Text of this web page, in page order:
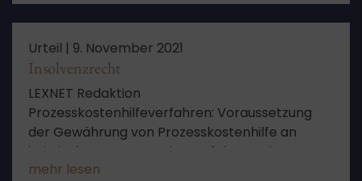
Urteil | 9. November 2021
Insolvenzrecht
LEXNET Redaktion
Prozesskostenhilfeverfahren: Voraussetzung
der Gewährung von Prozesskostenhilfe an
juristische Person; Rechtsverfolgung einer
Gesellschaft mit eingestellter
mehr lesen